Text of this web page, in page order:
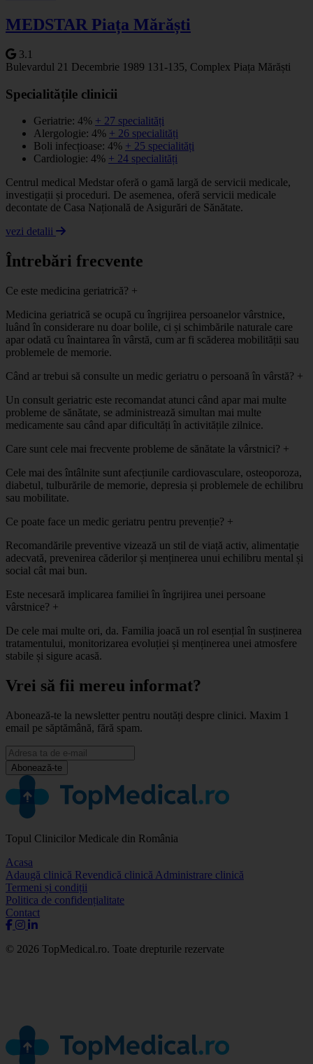
MEDSTAR Piața Mărăști
3.1
Bulevardul 21 Decembrie 1989 131-135, Complex Piața Mărăști
Specialitățile clinicii
Geriatrie: 4% + 27 specialități
Alergologie: 4% + 26 specialități
Boli infecțioase: 4% + 25 specialități
Cardiologie: 4% + 24 specialități
Centrul medical Medstar oferă o gamă largă de servicii medicale,
investigații și proceduri. De asemenea, oferă servicii medicale
decontate de Casa Națională de Asigurări de Sănătate.
vezi detalii
Întrebări frecvente
Ce este medicina geriatrică? +
Medicina geriatrică se ocupă cu îngrijirea persoanelor vârstnice,
luând în considerare nu doar bolile, ci și schimbările naturale care
apar odată cu înaintarea în vârstă, cum ar fi scăderea mobilității sau
problemele de memorie.
Când ar trebui să consulte un medic geriatru o persoană în vârstă? +
Un consult geriatric este recomandat atunci când apar mai multe
probleme de sănătate, se administrează simultan mai multe
medicamente sau când apar dificultăți în activitățile zilnice.
Care sunt cele mai frecvente probleme de sănătate la vârstnici? +
Cele mai des întâlnite sunt afecțiunile cardiovasculare, osteoporoza,
diabetul, tulburările de memorie, depresia și problemele de echilibru
sau mobilitate.
Ce poate face un medic geriatru pentru prevenție? +
Recomandările preventive vizează un stil de viață activ, alimentație
adecvată, prevenirea căderilor și menținerea unui echilibru mental și
social cât mai bun.
Este necesară implicarea familiei în îngrijirea unei persoane
vârstnice? +
De cele mai multe ori, da. Familia joacă un rol esențial în susținerea
tratamentului, monitorizarea evoluției și menținerea unei atmosfere
stabile și sigure acasă.
Vrei să fii mereu informat?
Abonează-te la newsletter pentru noutăți despre clinici. Maxim 1
email pe săptămână, fără spam.
Abonează-te
Topul Clinicilor Medicale din România
Acasa
Adaugă clinică Revendică clinică Administrare clinică
Termeni și condiții
Politica de confidențialitate
Contact
© 2026 TopMedical.ro. Toate drepturile rezervate